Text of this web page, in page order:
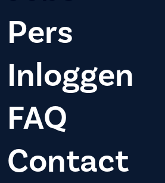
Pers
Inloggen
FAQ
Contact